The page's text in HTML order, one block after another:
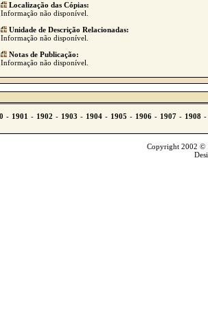
Localização das Cópias:
Informação não disponível.
Unidade de Descrição Relacionadas:
Informação não disponível.
Notas de Publicação:
Informação não disponível.
Copyright 2002 ©